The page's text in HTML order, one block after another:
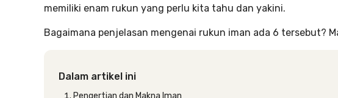
memiliki enam rukun yang perlu kita tahu dan yakini.
Bagaimana penjelasan mengenai rukun iman ada 6 tersebut?
Dalam artikel ini
Pengertian dan Makna Iman